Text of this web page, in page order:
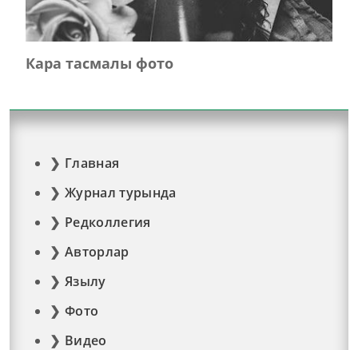
Кара тасмалы фото
Главная
Журнал турында
Редколлегия
Авторлар
Язылу
Фото
Видео